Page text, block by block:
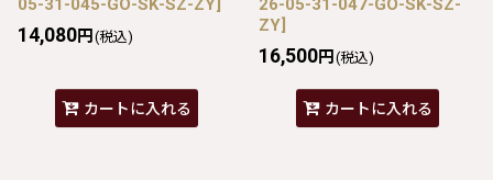
05-31-045-GO-SK-SZ-ZY]
14,080円 (税込)
カートに入れる
26-05-31-047-GO-SK-SZ-
ZY]
16,500円 (税込)
カートに入れる